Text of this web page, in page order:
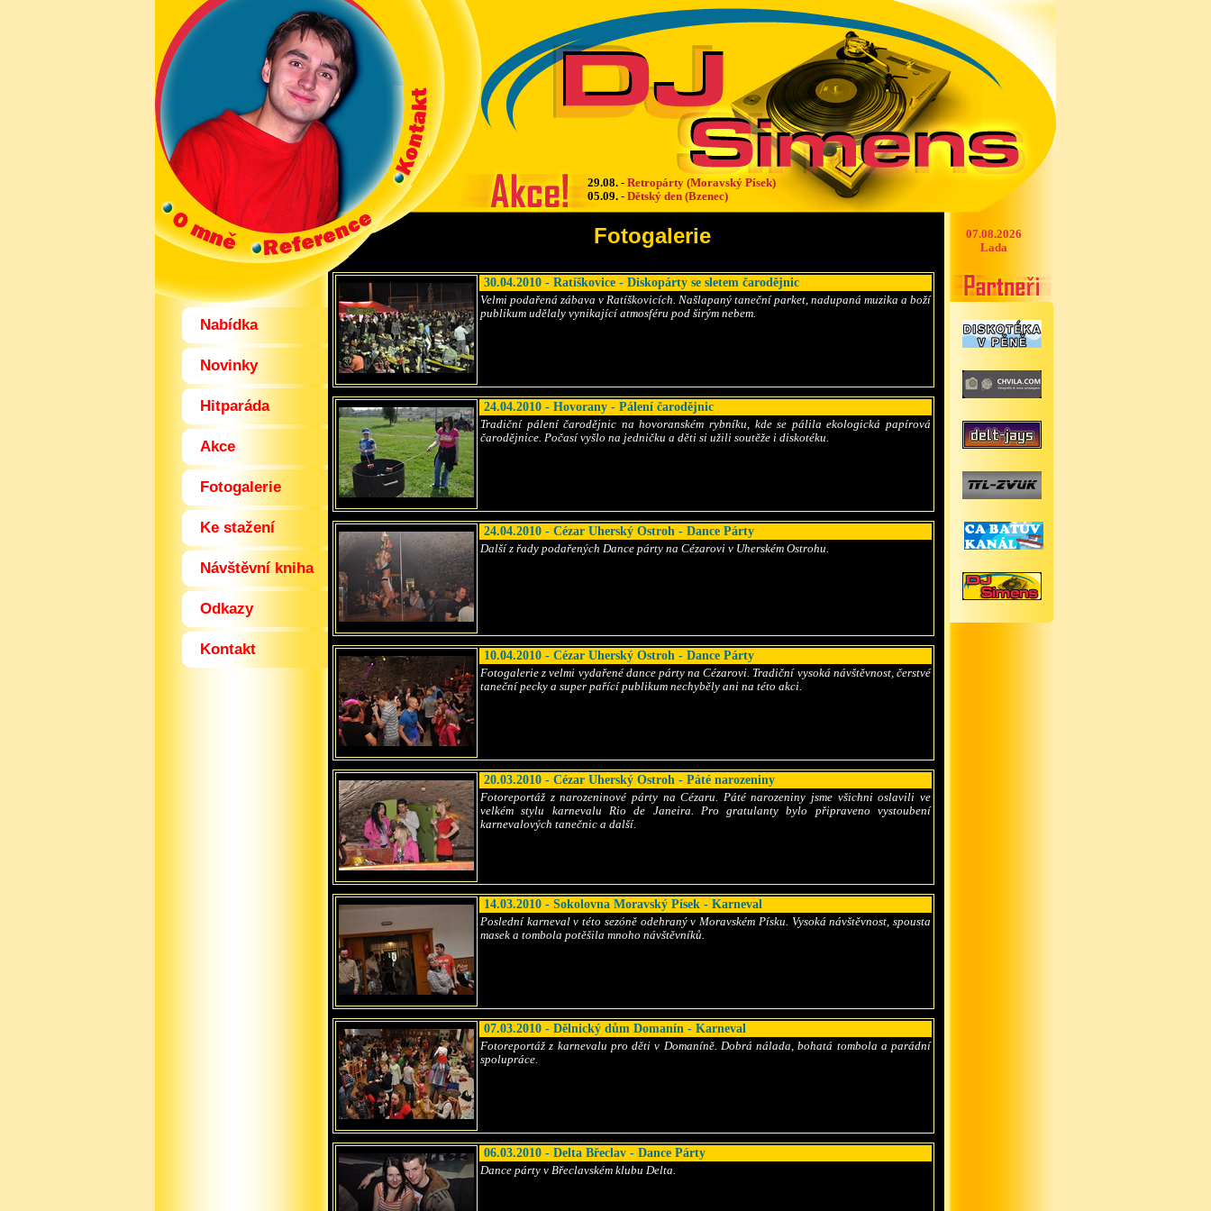
29.08. - Retropárty (Moravský Písek)
05.09. - Dětský den (Bzenec)
07.08.2026
Lada
Fotogalerie
Nabídka
Novinky
Hitparáda
Akce
Fotogalerie
Ke stažení
Návštěvní kniha
Odkazy
Kontakt
30.04.2010 - Ratíškovice - Diskopárty se sletem čarodějnic
Velmi podařená zábava v Ratíškovicích. Našlapaný taneční parket, nadupaná muzika a boží
publikum udělaly vynikající atmosféru pod širým nebem.
24.04.2010 - Hovorany - Pálení čarodějnic
Tradiční pálení čarodějnic na hovoranském rybníku, kde se pálila ekologická papírová
čarodějnice. Počasí vyšlo na jedničku a děti si užili soutěže i diskotéku.
24.04.2010 - Cézar Uherský Ostroh - Dance Párty
Další z řady podařených Dance párty na Cézarovi v Uherském Ostrohu.
10.04.2010 - Cézar Uherský Ostroh - Dance Párty
Fotogalerie z velmi vydařené dance párty na Cézarovi. Tradiční vysoká návštěvnost, čerstvé
taneční pecky a super pařící publikum nechyběly ani na této akci.
20.03.2010 - Cézar Uherský Ostroh - Páté narozeniny
Fotoreportáž z narozeninové párty na Cézaru. Páté narozeniny jsme všichni oslavili ve
velkém stylu karnevalu Rio de Janeira. Pro gratulanty bylo připraveno vystoubení
karnevalových tanečnic a další.
14.03.2010 - Sokolovna Moravský Písek - Karneval
Poslední karneval v této sezóně odehraný v Moravském Písku. Vysoká návštěvnost, spousta
masek a tombola potěšila mnoho návštěvníků.
07.03.2010 - Dělnický dům Domanín - Karneval
Fotoreportáž z karnevalu pro děti v Domaníně. Dobrá nálada, bohatá tombola a parádní
spolupráce.
06.03.2010 - Delta Břeclav - Dance Párty
Dance párty v Břeclavském klubu Delta.